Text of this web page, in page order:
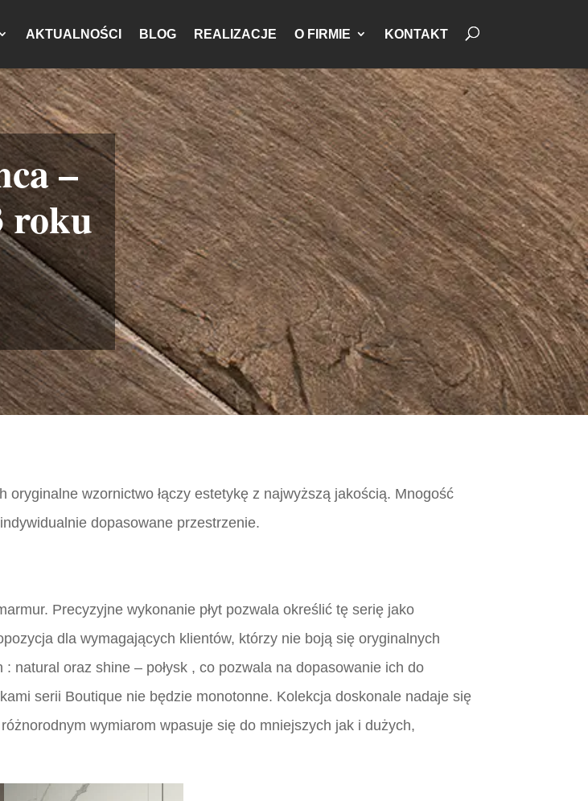
AKTUALNOŚCI BLOG REALIZACJE O FIRMIE KONTAKT
–
roku
oryginalne wzornictwo łączy estetykę z najwyższą jakością. Mnogość
dopasowane przestrzenie.
Precyzyjne wykonanie płyt pozwala określić tę serię jako
dla wymagających klientów, którzy nie boją się oryginalnych
natural oraz shine – połysk , co pozwala na dopasowanie ich do
serii Boutique nie będzie monotonne. Kolekcja doskonale nadaje się
wymiarom wpasuje się do mniejszych jak i dużych,